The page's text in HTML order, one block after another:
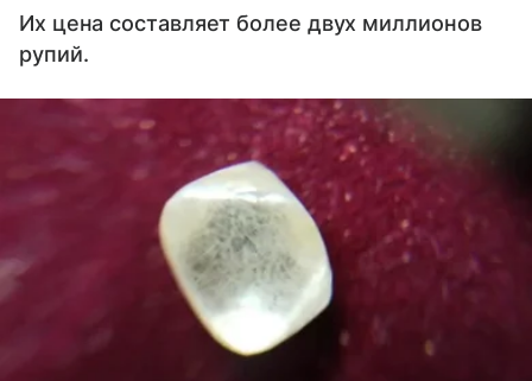
Их цена составляет более двух миллионов
рупий.